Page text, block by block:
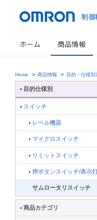
制
ホーム 商品情報
Home > 商品情報 > 目的・仕様別
目的仕様別
スイッチ
レベル機器
マイクロスイッチ
リミットスイッチ
押ボタンスイッチ/表示
サムロータリスイッチ
商品カテゴリ